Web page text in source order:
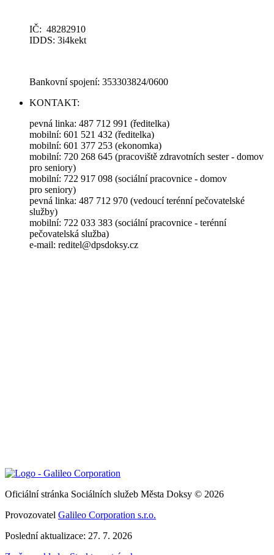
IČ: 48282910
IDDS: 3i4kekt
Bankovní spojení: 353303824/0600
KONTAKT:
pevná linka: 487 712 991 (ředitelka)
mobilní: 601 521 432 (ředitelka)
mobilní: 601 377 253 (ekonomka)
mobilní: 720 268 645 (pracoviště zdravotních sester - domov
pro seniory)
mobilní: 722 917 098 (sociální pracovnice - domov
pro seniory)
pevná linka: 487 712 970 (vedoucí terénní pečovatelské
služby)
mobilní: 722 033 383 (sociální pracovnice - terénní
pečovatelská služba)
e-mail: reditel@dpsdoksy.cz
Oficiální stránka Sociálních služeb Města Doksy © 2026
Provozovatel Galileo Corporation s.r.o.
Poslední aktualizace: 27. 7. 2026